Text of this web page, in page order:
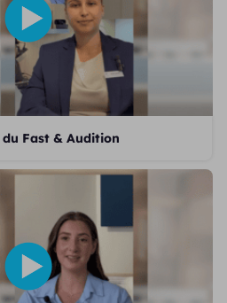
du Fast & Audition